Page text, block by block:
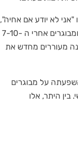
לא יודע אם אחיה",
"אני מת מפחד" או "המדינה תפסיק להתקיים" נשמעים שוב ושוב על ידי צעירים ומבוגרים אחרי ה 7-10-
מעוררים מחדש את
על מבוגרים
היתר, אלו